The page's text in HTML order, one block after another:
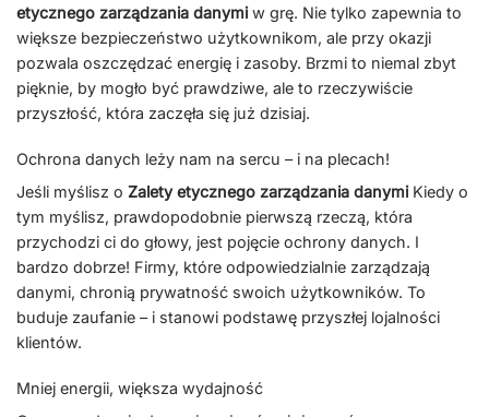
etycznego zarządzania danymiw grę. Nie tylko zapewnia to
większe bezpieczeństwo użytkownikom, ale przy okazji
pozwala oszczędzać energię i zasoby. Brzmi to niemal zbyt
pięknie, by mogło być prawdziwe, ale to rzeczywiście
przyszłość, która zaczęła się już dzisiaj.
Ochrona danych leży nam na sercu – i na plecach!
Jeśli myślisz o Zalety etycznego zarządzania danymiKiedy o
tym myślisz, prawdopodobnie pierwszą rzeczą, która
przychodzi ci do głowy, jest pojęcie ochrony danych. I
bardzo dobrze! Firmy, które odpowiedzialnie zarządzają
danymi, chronią prywatność swoich użytkowników. To
buduje zaufanie – i stanowi podstawę przyszłej lojalności
klientów.
Mniej energii, większa wydajność